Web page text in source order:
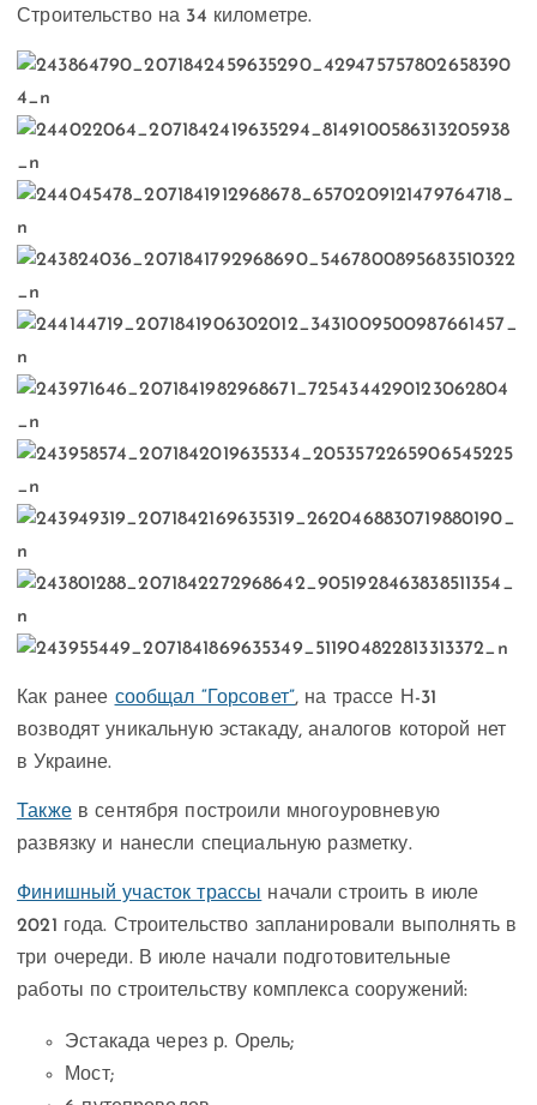
Строительство на 34 километре.
Как ранее сообщал “Горсовет”, на трассе Н-31
возводят уникальную эстакаду, аналогов которой нет
в Украине.
Такжев сентября построили многоуровневую
развязку и нанесли специальную разметку.
Финишный участок трассы начали строить в июле
2021 года. Строительство запланировали выполнять в
три очереди. В июле начали подготовительные
работы по строительству комплекса сооружений:
Эстакада через р. Орель;
Мост;